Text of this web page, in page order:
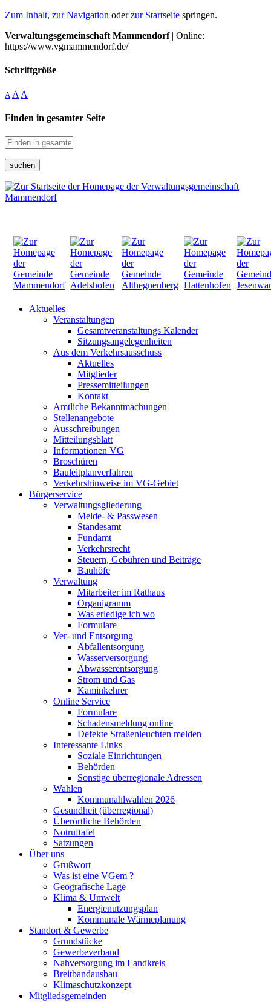
Zum Inhalt, zur Navigation oderzur Startseite springen.
Verwaltungsgemeinschaft Mammendorf| Online:
https://www.vgmammendorf.de/
Schriftgröße
A A A
Finden in gesamter Seite
suchen
Aktuelles
Veranstaltungen
Gesamtveranstaltungs Kalender
Sitzungsangelegenheiten
Aus dem Verkehrsausschuss
Aktuelles
Mitglieder
Pressemitteilungen
Kontakt
Amtliche Bekanntmachungen
Stellenangebote
Ausschreibungen
Mitteilungsblatt
Informationen VG
Broschüren
Bauleitplanverfahren
Verkehrshinweise im VG-Gebiet
Bürgerservice
Verwaltungsgliederung
Melde- & Passwesen
Standesamt
Fundamt
Verkehrsrecht
Steuern, Gebühren und Beiträge
Bauhöfe
Verwaltung
Mitarbeiter im Rathaus
Organigramm
Was erledige ich wo
Formulare
Ver- und Entsorgung
Abfallentsorgung
Wasserversorgung
Abwasserentsorgung
Strom und Gas
Kaminkehrer
Online Service
Formulare
Schadensmeldung online
Defekte Straßenleuchten melden
Interessante Links
Soziale Einrichtungen
Behörden
Sonstige überregionale Adressen
Wahlen
Kommunahlwahlen 2026
Gesundheit (überregional)
Überörtliche Behörden
Notruftafel
Satzungen
Über uns
Grußwort
Was ist eine VGem ?
Geografische Lage
Klima & Umwelt
Energienutzungsplan
Kommunale Wärmeplanung
Standort & Gewerbe
Grundstücke
Gewerbeverband
Nahversorgung im Landkreis
Breitbandausbau
Klimaschutzkonzept
Mitgliedsgemeinden